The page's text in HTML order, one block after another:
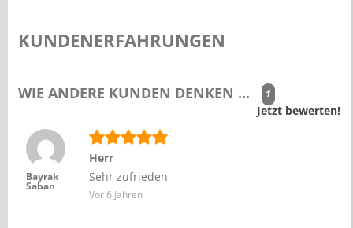
KUNDENERFAHRUNGEN
WIE ANDERE KUNDEN DENKEN ... 1
Jetzt bewerten!
Bayrak
Saban
Herr
Sehr zufrieden
Vor 6 Jahren